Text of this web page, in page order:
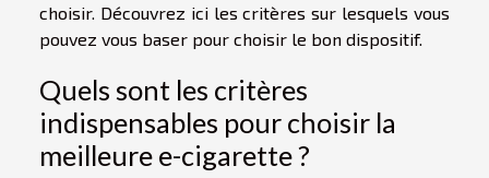
choisir. Découvrez ici les critères sur lesquels vous
pouvez vous baser pour choisir le bon dispositif.
Quels sont les critères
indispensables pour choisir la
meilleure e-cigarette ?